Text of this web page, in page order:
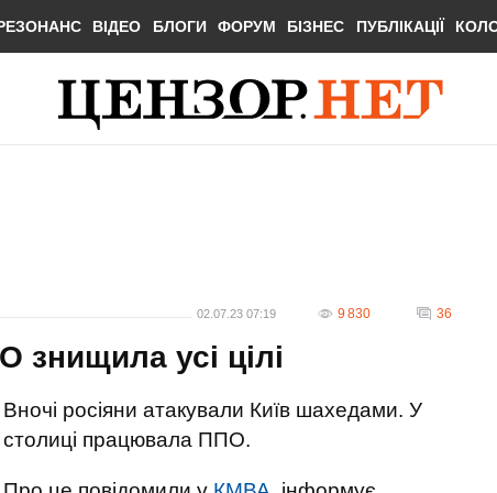
ВІДЕО БЛОГИ ФОРУМ БІЗНЕС ПУБЛІКАЦІЇ
02.07.23 07:19 9 830 36
знищила усі цілі
Вночі росіяни атакували Київ шахедами. У
столиці працювала ППО.